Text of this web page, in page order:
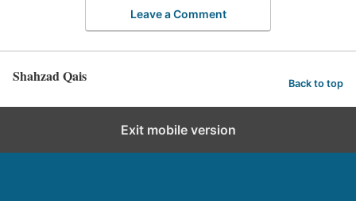
Leave a Comment
Shahzad Qais Back to top
Exit mobile version